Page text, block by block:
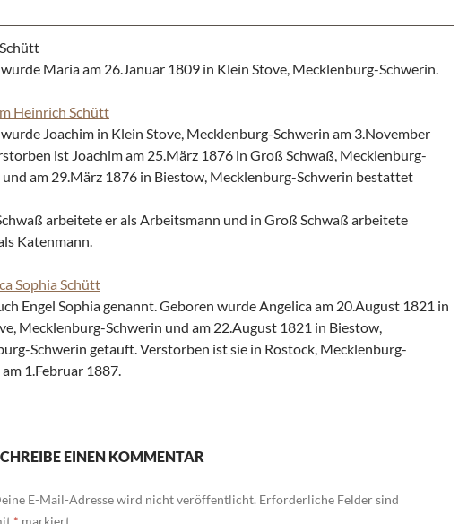
Maria am 26.Januar 1809 in Klein Stove, Mecklenburg-Schwerin.
Heinrich Schütt
Joachim in Klein Stove, Mecklenburg-Schwerin am 3.November
ist Joachim am 25.März 1876 in Groß Schwaß, Mecklenburg-
und am 29.März 1876 in Biestow, Mecklenburg-Schwerin bestattet
arbeitete er als Arbeitsmann und in Groß Schwaß arbeitete
Katenmann.
Sophia Schütt
Engel Sophia genannt. Geboren wurde Angelica am 20.August 1821 in
Mecklenburg-Schwerin und am 22.August 1821 in Biestow,
Schwerin getauft. Verstorben ist sie in Rostock, Mecklenburg-
1.Februar 1887.
EINEN KOMMENTAR
E-Mail-Adresse wird nicht veröffentlicht. Erforderliche Felder sind
* markiert